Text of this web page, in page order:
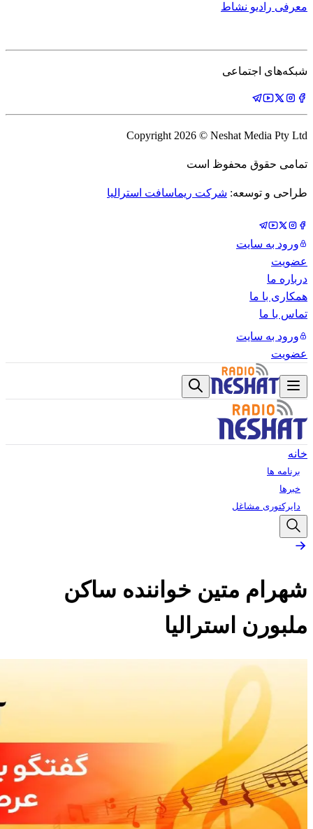
معرفی رادیو نشاط
شبکه‌های اجتماعی
Copyright 2026 © Neshat Media Pty Ltd
تمامی حقوق محفوظ است
طراحی و توسعه: شرکت ریماسافت استرالیا
ورود به سایت
عضویت
درباره ما
همکاری با ما
تماس با ما
ورود به سایت
عضویت
خانه
برنامه ها
خبرها
دایرکتوری مشاغل
شهرام متین خواننده ساکن
ملبورن استرالیا